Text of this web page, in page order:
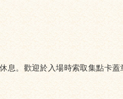
息。歡迎於入場時索取集點卡